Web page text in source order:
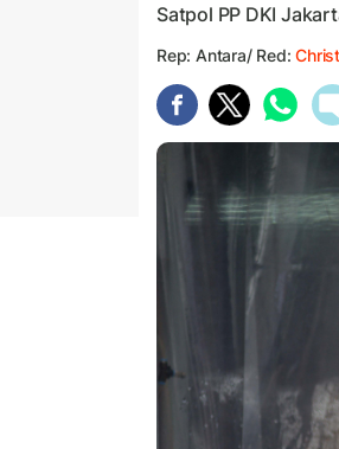
Satpol PP DKI
Rep: Antara/ Red: